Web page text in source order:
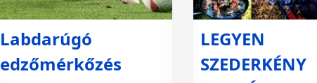
Labdarúgó
edzőmérkőzés
LEGYEN
SZEDERKÉNY